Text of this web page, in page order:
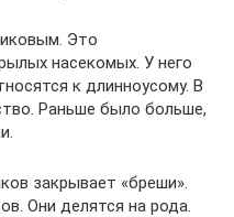
Это
насекомых. У него
к длинноусому. В
Раньше было больше,
закрывает «бреши».
Они делятся на рода.